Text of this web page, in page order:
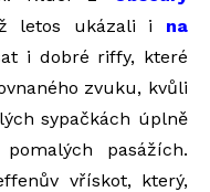
letos ukázali i na
i dobré riffy, které
zvuku, kvůli
sypačkách úplně
pasážích.
vřískot, který,